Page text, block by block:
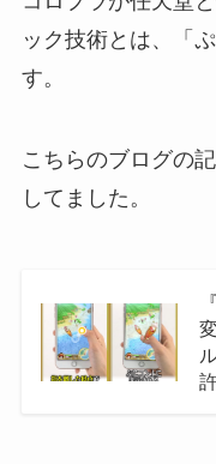
ック技術とは、「
す。
こちらのブログの
してました。